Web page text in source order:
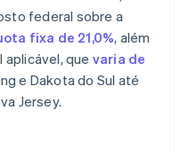
federal sobre a
fixa de 21,0%, além
que varia de
e Dakota do Sul até
Jersey.